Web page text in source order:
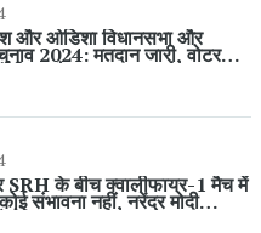
और ओडिशा विधानसभा और
2024: मतदान जारी, वोटर
ईवीएम और प्रमुख मुकाबले पर लाइव
के बीच क्वालीफायर-1 मैच में
संभावना नहीं, नरेंद्र मोदी
मुकाबला